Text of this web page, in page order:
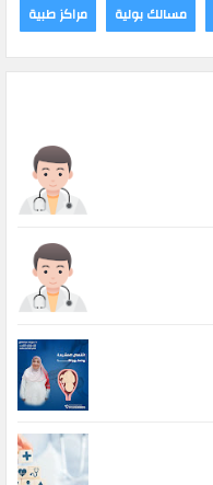
مراكز طبية
مسالك بولية